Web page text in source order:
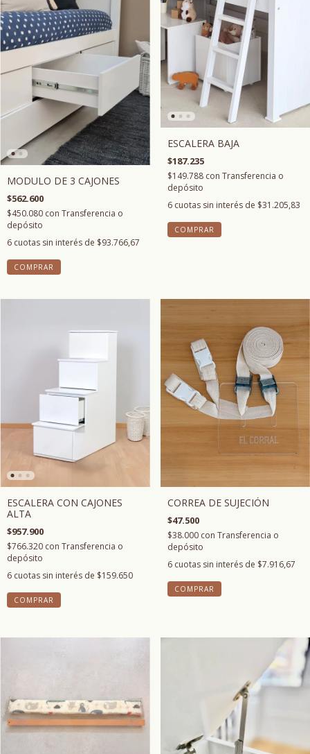
MODULO DE 3 CAJONES
$562.600
$450.080 con Transferencia o
depósito
6 cuotas sin interés de $93.766,67
COMPRAR
ESCALERA BAJA
$187.235
$149.788 con Transferencia o
depósito
6 cuotas sin interés de $31.205,83
ESCALERA CON CAJONES
ALTA
$957.900
$766.320 con Transferencia o
depósito
6 cuotas sin interés de $159.650
CORREA DE SUJECIÓN
$47.500
$38.000 con Transferencia o
depósito
6 cuotas sin interés de $7.916,67
COMPRAR